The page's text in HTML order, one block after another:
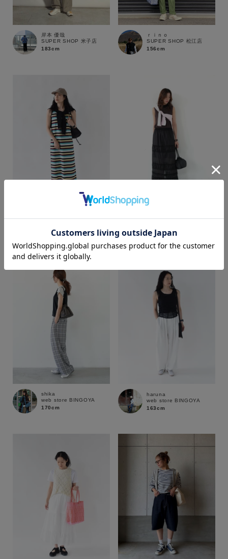
通常商品
セール価格
在庫
在庫あり 在庫なし含む
岸本 優哉
SUPER SHOP 米子店
183cm
ｒｉｎｏ
SUPER SHOP 松江店
156cm
web store BINGOYA
web store BINGOYA
shika
web store BINGOYA
170cm
haruna
web store BINGOYA
163cm